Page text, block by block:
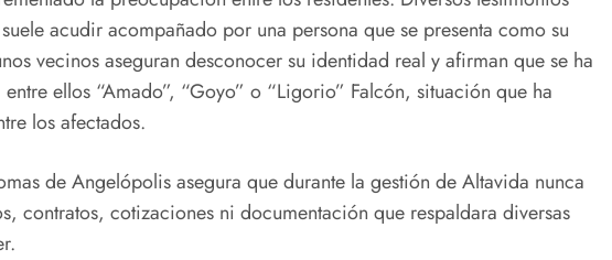
acudir acompañado por una persona que se presenta como su
vecinos aseguran desconocer su identidad real y afirman que se ha
ellos “Amado”, “Goyo” o “Ligorio” Falcón, situación que ha
los afectados.
de Angelópolis asegura que durante la gestión de Altavida nunca
contratos, cotizaciones ni documentación que respaldara diversas